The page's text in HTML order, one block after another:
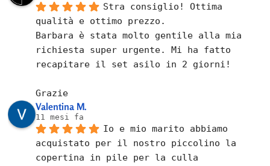
Stra consiglio! Ottima
qualità e ottimo prezzo.
Barbara è stata molto gentile alla mia
richiesta super urgente. Mi ha fatto
recapitare il set asilo in 2 giorni!
Grazie
Valentina M.
11 mesi fa
Io e mio marito abbiamo
acquistato per il nostro piccolino la
copertina in pile per la culla